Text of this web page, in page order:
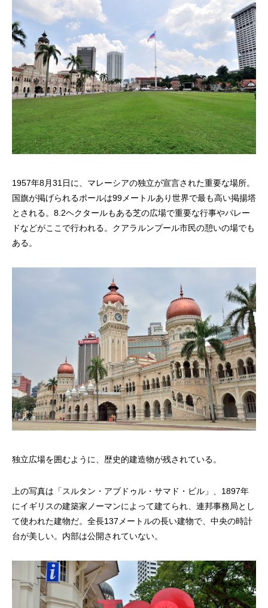
1957年8月31日に、マレーシアの独立が宣言された重要な場所。
国旗が掲げられるポールは99メートルあり世界で最も高い掲揚塔
とされる。8.2ヘクタールもある芝の広場で重要な行事やパレー
ドなどがここで行われる。クアラルンプール市民の憩いの場でも
ある。
独立広場を囲むように、歴史的建造物が残されている。
上の写真は「スルタン・アブドゥル・サマド・ビル」、1897年
にイギリスの建築家ノーマンによって建てられ、連邦事務局とし
て使われた建物だ。全長137メートルの長い建物で、中央の時計
台が美しい。内部は公開されていない。